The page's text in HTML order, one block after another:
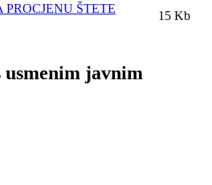
PROCJENU ŠTETE
15 Kb
javnim